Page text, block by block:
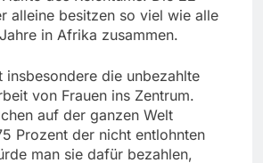
alleine besitzen so viel wie alle
in Afrika zusammen.
insbesondere die unbezahlte
von Frauen ins Zentrum.
auf der ganzen Welt
Prozent der nicht entlohnten
man sie dafür bezahlen,